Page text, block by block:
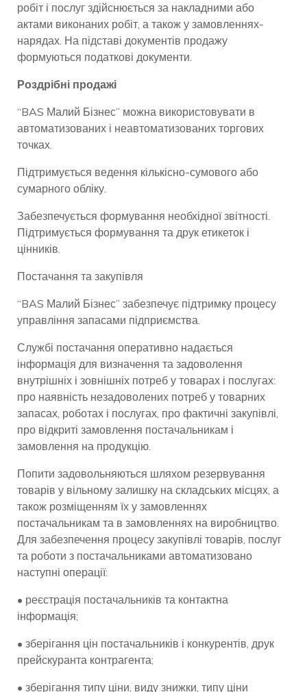
робіт і послуг здійснюється за накладними або
актами виконаних робіт, а також у замовленнях-
нарядах. На підставі документів продажу
формуються податкові документи.
Роздрібні продажі
“BAS Малий Бізнес” можна використовувати в
автоматизованих і неавтоматизованих торгових
точках.
Підтримується ведення кількісно-сумового або
сумарного обліку.
Забезпечується формування необхідної звітності.
Підтримується формування та друк етикеток і
цінників.
Постачання та закупівля
“BAS Малий Бізнес” забезпечує підтримку процесу
управління запасами підприємства.
Службі постачання оперативно надається
інформація для визначення та задоволення
внутрішніх і зовнішніх потреб у товарах і послугах:
про наявність незадоволених потреб у товарних
запасах, роботах і послугах, про фактичні закупівлі,
про відкриті замовлення постачальникам і
замовлення на продукцію.
Попити задовольняються шляхом резервування
товарів у вільному залишку на складських місцях, а
також розміщенням їх у замовленнях
постачальникам та в замовленнях на виробництво.
Для забезпечення процесу закупівлі товарів, послуг
та роботи з постачальниками автоматизовано
наступні операції:
• реєстрація постачальників та контактна
інформація;
• зберігання цін постачальників і конкурентів, друк
прейскуранта контрагента;
• зберігання типу ціни, виду знижки, типу ціни